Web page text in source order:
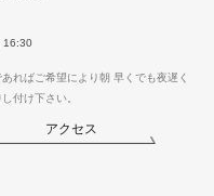
16:30
ればご希望により朝 早くでも夜遅く
付け下さい。
アクセス